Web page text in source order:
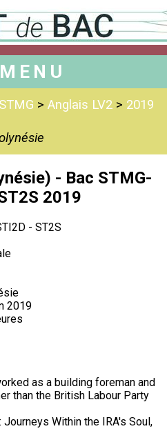
MENU
> Anglais LV2> 2019
- Bac STMG-
2019
- ST2S
2019
as a building foreman and
than the British Labour Party
Within the IRA's Soul,